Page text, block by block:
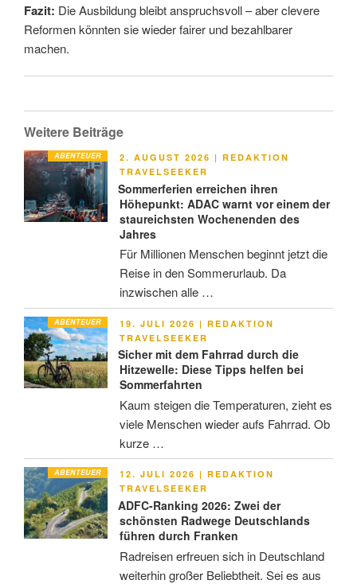
Fazit: Die Ausbildung bleibt anspruchsvoll – aber clevere
Reformen könnten sie wieder fairer und bezahlbarer
machen.
Weitere Beiträge
ABENTEUER
VERÖFFENTLICHT
AM
2. AUGUST 2026 | REDAKTION
TRAVELSEEKER
Sommerferien erreichen ihren
Höhepunkt: ADAC warnt vor einem der
staureichsten Wochenenden des
Jahres
Für Millionen Menschen beginnt jetzt die
Reise in den Sommerurlaub. Da
inzwischen alle …
ABENTEUER
VERÖFFENTLICHT
AM
19. JULI 2026 | REDAKTION
TRAVELSEEKER
Sicher mit dem Fahrrad durch die
Hitzewelle: Diese Tipps helfen bei
Sommerfahrten
Kaum steigen die Temperaturen, zieht es
viele Menschen wieder aufs Fahrrad. Ob
kurze …
ABENTEUER
VERÖFFENTLICHT
AM
12. JULI 2026 | REDAKTION
TRAVELSEEKER
ADFC-Ranking 2026: Zwei der
schönsten Radwege Deutschlands
führen durch Franken
Radreisen erfreuen sich in Deutschland
weiterhin großer Beliebtheit. Sei es aus